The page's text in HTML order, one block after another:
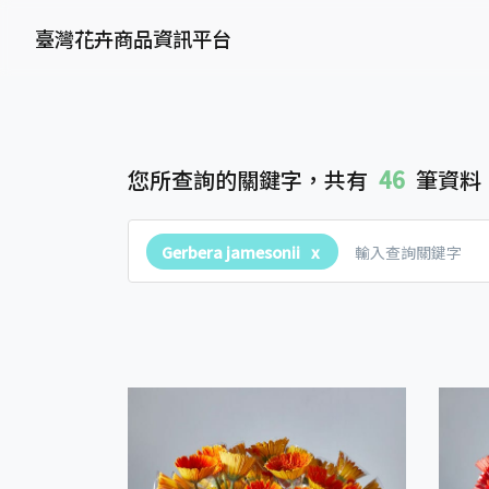
臺灣花卉商品資訊平台
您所查詢的關鍵字，共有 46 筆資料
Gerbera jamesonii